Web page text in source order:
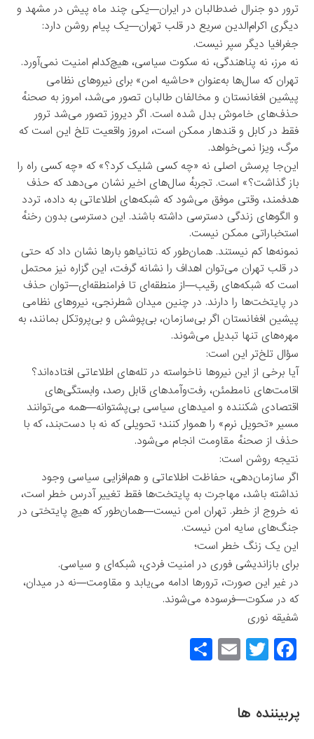
پربیننده ها
ترور دو جنرال ضدطالبان در ایران—یکی چند ماه پیش در مشهد و
دیگری اکرام‌الدین سریع در قلب تهران—یک پیام روشن دارد:
جغرافیا دیگر سپر نیست.
نه مرز، نه پناهندگی، نه سکوت سیاسی، هیچ‌کدام امنیت نمی‌آورد.
تهران که سال‌ها به‌عنوان «حاشیه امن» برای نیروهای نظامی
پیشین افغانستان و مخالفان طالبان تصور می‌شد، امروز به صحنهٔ
حذف‌های خاموش بدل شده است. اگر دیروز تصور می‌شد ترور
فقط در کابل و قندهار ممکن است، امروز واقعیت تلخ این است که
مرگ، ویزا نمی‌خواهد.
این‌جا پرسش اصلی نه «چه کسی شلیک کرد؟» که «چه کسی راه را
باز گذاشت؟» است. تجربهٔ سال‌های اخیر نشان می‌دهد که حذف
هدفمند، وقتی موفق می‌شود که شبکه‌های اطلاعاتی به داده، تردد
و الگوهای زندگی دسترسی داشته باشند. این دسترسی بدون رخنهٔ
استخباراتی ممکن نیست.
نمونه‌ها کم نیستند. همان‌طور که نتانیاهو بارها نشان داد که حتی
در قلب تهران می‌توان اهداف را نشانه گرفت، این گزاره نیز محتمل
است که شبکه‌های رقیب—از منطقه‌ای تا فرامنطقه‌ای—توان حذف
در پایتخت‌ها را دارند. در چنین میدان شطرنجی، نیروهای نظامی
پیشین افغانستان اگر بی‌سازمان، بی‌پوشش و بی‌پروتکل بمانند، به
مهره‌های تنها تبدیل می‌شوند.
سؤال تلخ‌تر این است:
آیا برخی از این نیروها ناخواسته در تله‌های اطلاعاتی افتاده‌اند؟
اقامت‌های نامطمئن، رفت‌وآمدهای قابل رصد، وابستگی‌های
اقتصادی شکننده و امیدهای سیاسی بی‌پشتوانه—همه می‌توانند
مسیر «تحویل نرم» را هموار کنند؛ تحویلی که نه با دست‌بند، که با
حذف از صحنهٔ مقاومت انجام می‌شود.
نتیجه روشن است:
اگر سازمان‌دهی، حفاظت اطلاعاتی و هم‌افزایی سیاسی وجود
نداشته باشد، مهاجرت به پایتخت‌ها فقط تغییر آدرس خطر است،
نه خروج از خطر. تهران امن نیست—همان‌طور که هیچ پایتختی در
جنگ‌های سایه امن نیست.
این یک زنگ خطر است؛
برای بازاندیشی فوری در امنیت فردی، شبکه‌ای و سیاسی.
در غیر این صورت، ترورها ادامه می‌یابد و مقاومت—نه در میدان،
که در سکوت—فرسوده می‌شوند.
شفیقه نوری
F
a
e
T
wi
er
E
m